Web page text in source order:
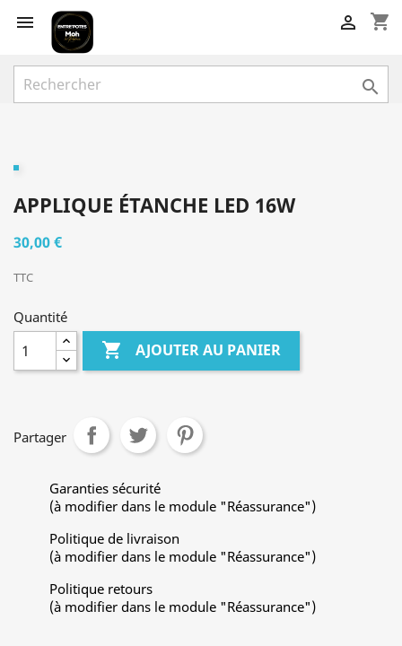
 shopping_cart


APPLIQUE ÉTANCHE LED 16W
30,00 €
TTC
Quantité
 AJOUTER AU PANIER
Partager
Garanties sécurité
(à modifier dans le module "Réassurance")
Politique de livraison
(à modifier dans le module "Réassurance")
Politique retours
(à modifier dans le module "Réassurance")